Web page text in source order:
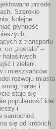
przede
Szerokie
kolejne
płynność
z transportu
co „zostało” –
i zieleni.
i mieszkańców
rozwoju miasta
hałas i
staje się
popularność idei
i
samochód.
się od krótkich